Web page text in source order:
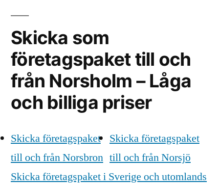
Skicka som
företagspaket till och
från Norsholm – Låga
och billiga priser
Skicka företagspaket
till och från Norsbron
Skicka företagspaket
till och från Norsjö
Skicka företagspaket i Sverige och utomlands